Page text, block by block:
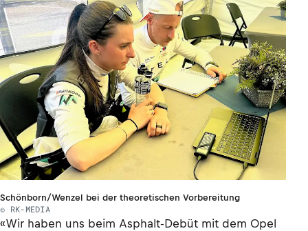
Schönborn/Wenzel bei der theoretischen Vorbereitung
© RK-MEDIA
«Wir haben uns beim Asphalt-Debüt mit dem Opel